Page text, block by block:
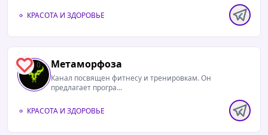
КРАСОТА И ЗДОРОВЬЕ
0 Метаморфоза
Канал посвящен фитнесу и тренировкам. Он
предлагает програ...
КРАСОТА И ЗДОРОВЬЕ